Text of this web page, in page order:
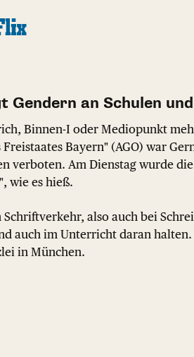
Gendern an Schulen
Binnen-I oder Mediopunkt
Bayern" (AGO) war
verboten. Am Dienstag wurde
wie es hieß.
also auch bei
auch im Unterricht daran
in München.